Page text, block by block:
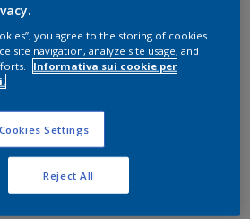
Cambia colore
2,5 L
you agree to the storing of cookies
site navigation, analyze site usage, and
Informativa sui cookie per
Cookies Settings
Reject All